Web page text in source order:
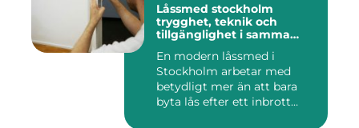
Låssmed stockholm
trygghet, teknik och
tillgänglighet i samma
En modern låssmed i
Stockholm arbetar med
betydligt mer än att bara
byta lås efter ett inbrott